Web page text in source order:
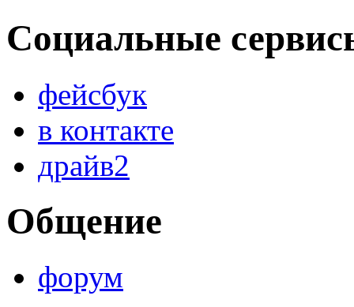
Социальные
фейсбук
в контакте
драйв2
Общение
форум